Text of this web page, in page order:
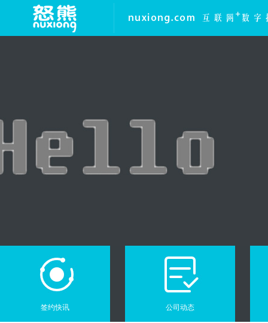
签约快讯 公司动态